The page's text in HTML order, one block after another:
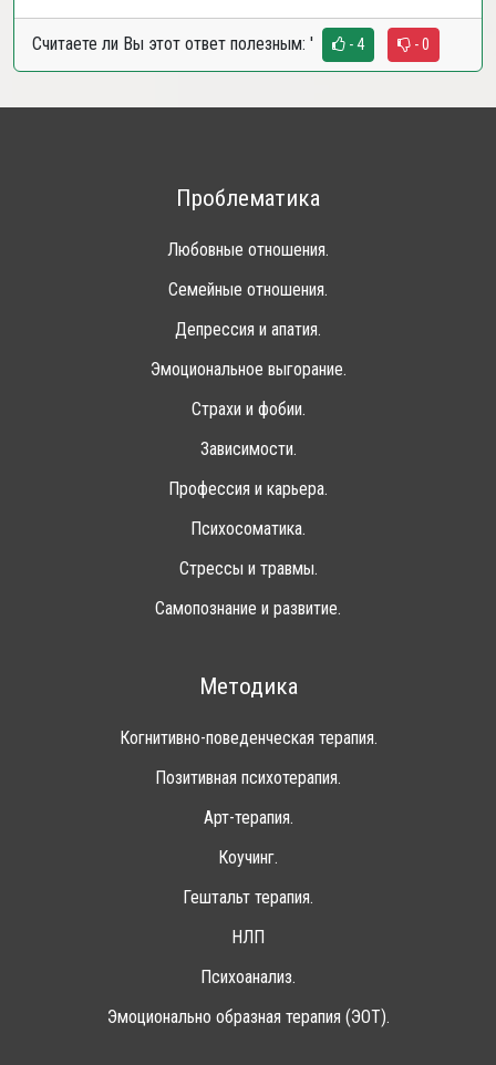
Считаете ли Вы этот ответ полезным: ' - 4 - 0
Проблематика
Любовные отношения.
Семейные отношения.
Депрессия и апатия.
Эмоциональное выгорание.
Страхи и фобии.
Зависимости.
Профессия и карьера.
Психосоматика.
Стрессы и травмы.
Самопознание и развитие.
Методика
Когнитивно-поведенческая терапия.
Позитивная психотерапия.
Арт-терапия.
Коучинг.
Гештальт терапия.
НЛП
Психоанализ.
Эмоционально образная терапия (ЭОТ).